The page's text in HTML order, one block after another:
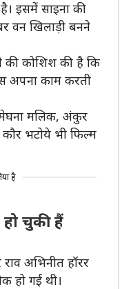
इसमें साइना की
वन खिलाड़ी बनने
की कोशिश की है कि
अपना काम करती
मलिक, अंकुर
भटोये भी फिल्म
है
चुकी हैं
अभिनीत हॉरर
हो गई थी।